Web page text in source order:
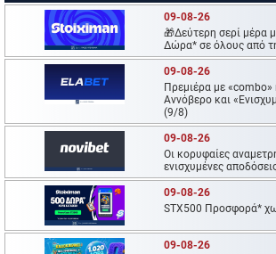
09-08-26
🎁Δεύτερη σερί μέρα
Δώρα* σε όλους από
09-08-26
Πρεμιέρα με «combo»
Αννόβερο και
(9/8)
09-08-26
Oι κορυφαίες
ενισχυμένες
09-08-26
STX500 Προσφορά*
09-08-26